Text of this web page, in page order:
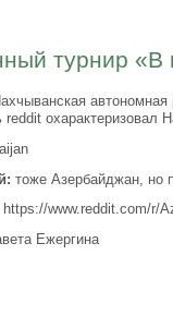
турнир «В
reddit охарактеризовал
тоже Азербайджан, но
https://www.reddit.com/r/
Ежергина